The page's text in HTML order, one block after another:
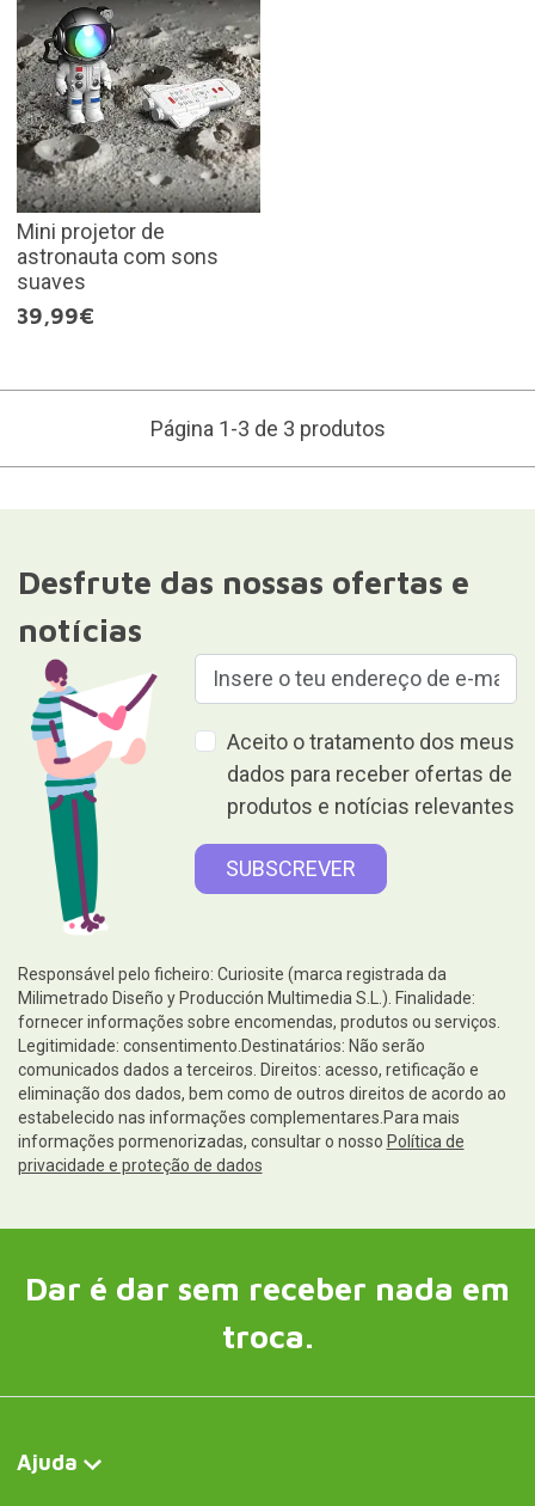
Mini projetor de
astronauta com sons
suaves
39,99€
Página 1-3 de 3 produtos
Desfrute das nossas ofertas e
notícias
Aceito o tratamento dos meus
dados para receber ofertas de
produtos e notícias relevantes
Responsável pelo ficheiro: Curiosite (marca registrada da
Milimetrado Diseño y Producción Multimedia S.L.). Finalidade:
fornecer informações sobre encomendas, produtos ou serviços.
Legitimidade: consentimento.Destinatários: Não serão
comunicados dados a terceiros. Direitos: acesso, retificação e
eliminação dos dados, bem como de outros direitos de acordo ao
estabelecido nas informações complementares.Para mais
informações pormenorizadas, consultar o nosso Política de
privacidade e proteção de dados
Dar é dar sem receber nada em
troca.
Ajuda